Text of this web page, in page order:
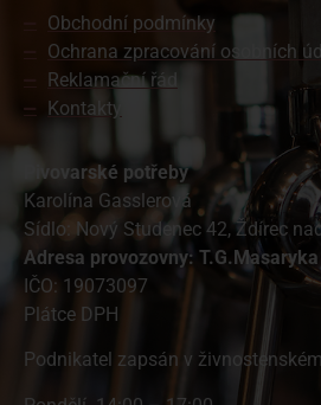
Obchodní podmínky
Ochrana zpracování osobních
Reklamační řád
Kontakty
Pivovarské potřeby
Karolína Gasslerová
Sídlo: Nový Studenec 42, Ždírec
Adresa provozovny:
IČO: 19073097
Plátce DPH
Podnikatel zapsán v